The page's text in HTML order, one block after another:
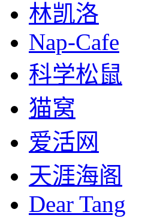
林凯洛
Nap-Cafe
科学松鼠
猫窝
爱活网
天涯海阁
Dear Tang